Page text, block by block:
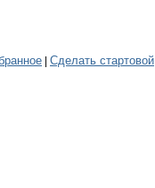
Сделать стартовой